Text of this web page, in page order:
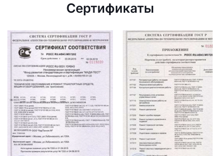
Сертификаты